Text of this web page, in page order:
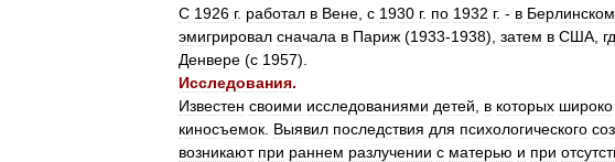
С 1926 г. работал в Вене с 1930 г. по 1932 г. - в Берлинском
эмигрировал сначала в Париж (1933-1938), затем в США
Денвере (с 1957).
Исследования.
Известен своими исследованиями детей в которых широко
киносъемок Выявил последствия для психологического
возникают при раннем разлучении с матерью и при